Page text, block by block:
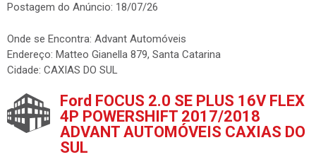
Postagem do Anúncio: 18/07/26
Onde se Encontra: Advant Automóveis
Endereço: Matteo Gianella 879, Santa Catarina
Cidade: CAXIAS DO SUL
Ford FOCUS 2.0 SE PLUS 16V FLEX
4P POWERSHIFT 2017/2018
ADVANT AUTOMÓVEIS CAXIAS DO
SUL